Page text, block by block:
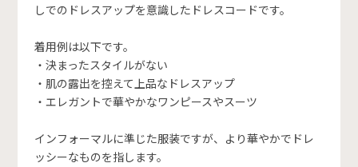
しでのドレスアップを意識したドレスコードです。
着用例は以下です。
・決まったスタイルがない
・肌の露出を控えて上品なドレスアップ
・エレガントで華やかなワンピースやスーツ
インフォーマルに準じた服装ですが、より華やかでドレ
ッシーなものを指します。